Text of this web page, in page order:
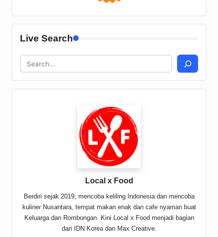
Live Search
Local x Food
Berdiri sejak 2019, mencoba keliling Indonesia dan mencoba
kuliner Nusantara, tempat makan enak dan cafe nyaman buat
Keluarga dan Rombongan. Kini Local x Food menjadi bagian
dari IDN Korea dan Max Creative.